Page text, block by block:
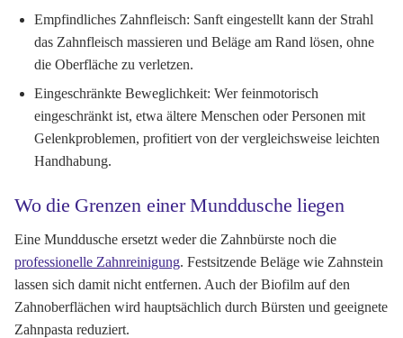
Empfindliches Zahnfleisch: Sanft eingestellt kann der Strahl
das Zahnfleisch massieren und Beläge am Rand lösen, ohne
die Oberfläche zu verletzen.
Eingeschränkte Beweglichkeit: Wer feinmotorisch
eingeschränkt ist, etwa ältere Menschen oder Personen mit
Gelenkproblemen, profitiert von der vergleichsweise leichten
Handhabung.
Wo die Grenzen einer Munddusche liegen
Eine Munddusche ersetzt weder die Zahnbürste noch die
professionelle Zahnreinigung. Festsitzende Beläge wie Zahnstein
lassen sich damit nicht entfernen. Auch der Biofilm auf den
Zahnoberflächen wird hauptsächlich durch Bürsten und geeignete
Zahnpasta reduziert.